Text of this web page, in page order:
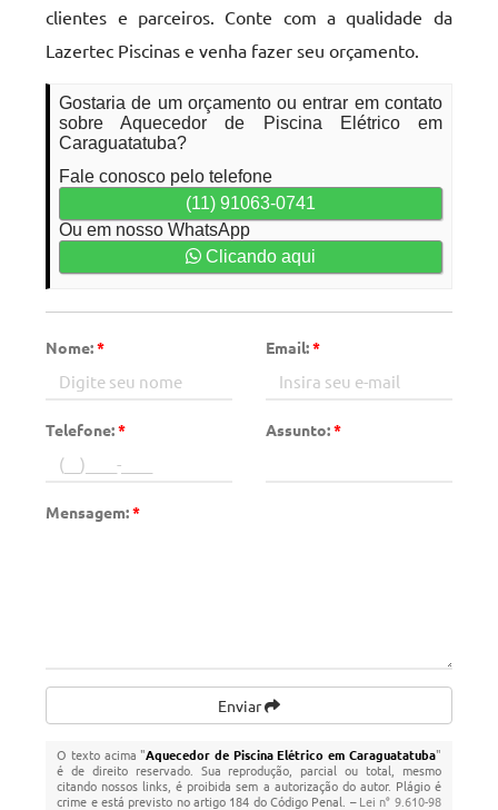
clientes e parceiros. Conte com a qualidade da
Lazertec Piscinas e venha fazer seu orçamento.
Gostaria de um orçamento ou entrar em contato
sobre Aquecedor de Piscina Elétrico em
Caraguatatuba?
Fale conosco pelo telefone
(11) 91063-0741
Ou em nosso WhatsApp
Clicando aqui
Nome:* Email:*
Telefone:* Assunto:*
Mensagem:*
Enviar
O texto acima "Aquecedor de Piscina Elétrico em Caraguatatuba"
é de direito reservado. Sua reprodução, parcial ou total, mesmo
citando nossos links, é proibida sem a autorização do autor. Plágio é
crime e está previsto no artigo 184 do Código Penal. –Lei n° 9.610-98